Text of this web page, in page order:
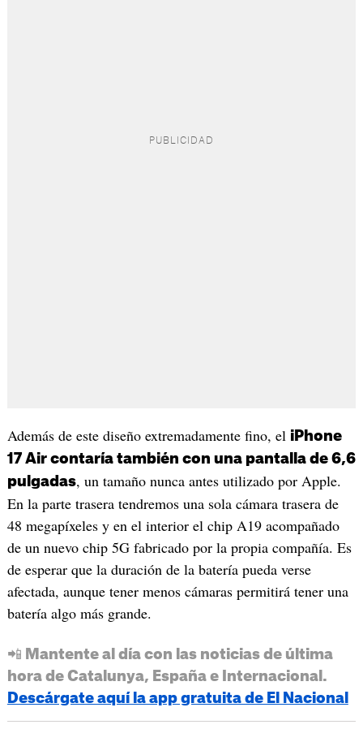
Además de este diseño extremadamente fino, el iPhone
17 Air contaría también con una pantalla de 6,6
pulgadas, un tamaño nunca antes utilizado por Apple.
En la parte trasera tendremos una sola cámara trasera de
48 megapíxeles y en el interior el chip A19 acompañado
de un nuevo chip 5G fabricado por la propia compañía. Es
de esperar que la duración de la batería pueda verse
afectada, aunque tener menos cámaras permitirá tener una
batería algo más grande.
📲 Mantente al día con las noticias de última
hora de Catalunya, España e Internacional.
Descárgate aquí la app gratuita de El Nacional